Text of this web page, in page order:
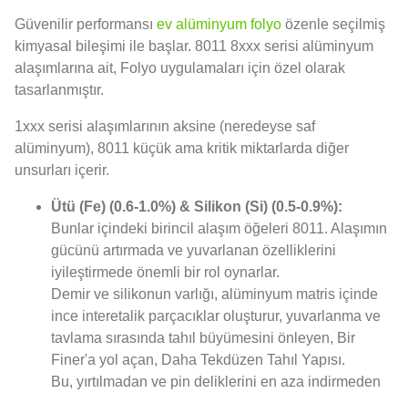
Güvenilir performansı ev alüminyum folyo özenle seçilmiş
kimyasal bileşimi ile başlar. 8011 8xxx serisi alüminyum
alaşımlarına ait, Folyo uygulamaları için özel olarak
tasarlanmıştır.
1xxx serisi alaşımlarının aksine (neredeyse saf
alüminyum), 8011 küçük ama kritik miktarlarda diğer
unsurları içerir.
Ütü (Fe) (0.6-1.0%) & Silikon (Si) (0.5-0.9%):
Bunlar içindeki birincil alaşım öğeleri 8011. Alaşımın
gücünü artırmada ve yuvarlanan özelliklerini
iyileştirmede önemli bir rol oynarlar.
Demir ve silikonun varlığı, alüminyum matris içinde
ince interetalik parçacıklar oluşturur, yuvarlanma ve
tavlama sırasında tahıl büyümesini önleyen, Bir
Finer'a yol açan, Daha Tekdüzen Tahıl Yapısı.
Bu, yırtılmadan ve pin deliklerini en aza indirmeden